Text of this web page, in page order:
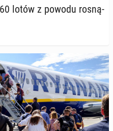
lotów z powodu ro­sną­